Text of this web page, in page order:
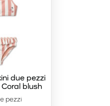
pezzi
due pezzi
blush